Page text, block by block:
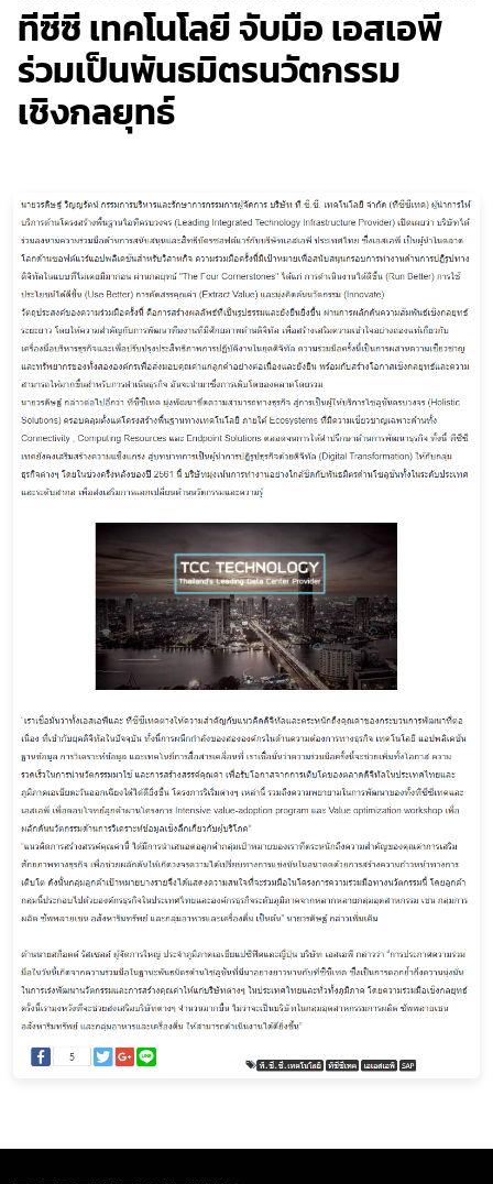
ทีซีซี เทคโนโลยี จับมือ เอสเอพี
ร่วมเป็นพันธมิตรนวัตกรรม
เชิงกลยุทธ์